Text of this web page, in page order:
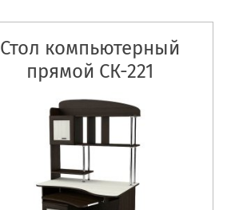
Стол компьютерный
прямой СК-221